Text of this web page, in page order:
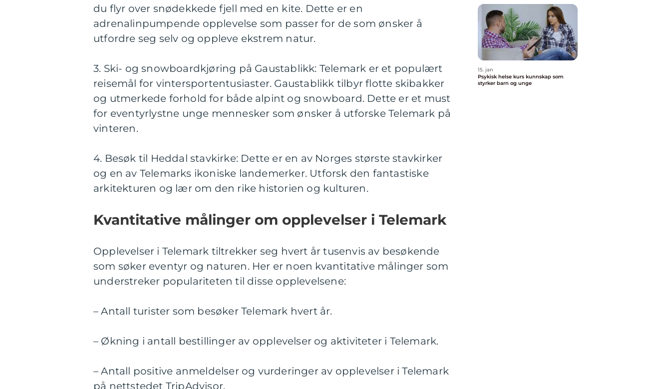
du flyr over snødekkede fjell med en kite. Dette er en
adrenalinpumpende opplevelse som passer for de som ønsker å
utfordre seg selv og oppleve ekstrem natur.
3. Ski- og snowboardkjøring på Gaustablikk: Telemark er et populært
reisemål for vintersportentusiaster. Gaustablikk tilbyr flotte skibakker
og utmerkede forhold for både alpint og snowboard. Dette er et must
for eventyrlystne unge mennesker som ønsker å utforske Telemark på
vinteren.
4. Besøk til Heddal stavkirke: Dette er en av Norges største stavkirker
og en av Telemarks ikoniske landemerker. Utforsk den fantastiske
arkitekturen og lær om den rike historien og kulturen.
Kvantitative målinger om opplevelser i Telemark
Opplevelser i Telemark tiltrekker seg hvert år tusenvis av besøkende
som søker eventyr og naturen. Her er noen kvantitative målinger som
understreker populariteten til disse opplevelsene:
– Antall turister som besøker Telemark hvert år.
– Økning i antall bestillinger av opplevelser og aktiviteter i Telemark.
– Antall positive anmeldelser og vurderinger av opplevelser i Telemark
på nettstedet TripAdvisor.
15. jan
Psykisk helse kurs kunnskap som
styrker barn og unge